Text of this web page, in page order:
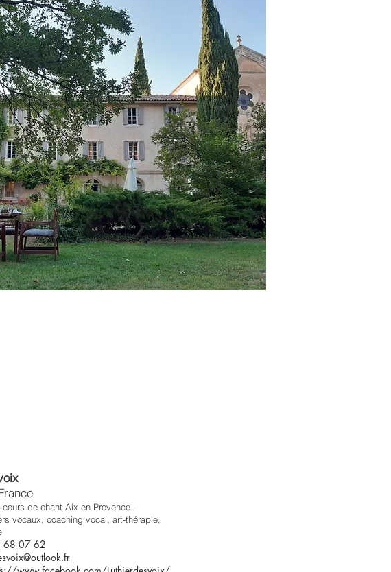
de chant Aix en Provence -
vocaux, coaching vocal, art-thérapie,
68 07 62